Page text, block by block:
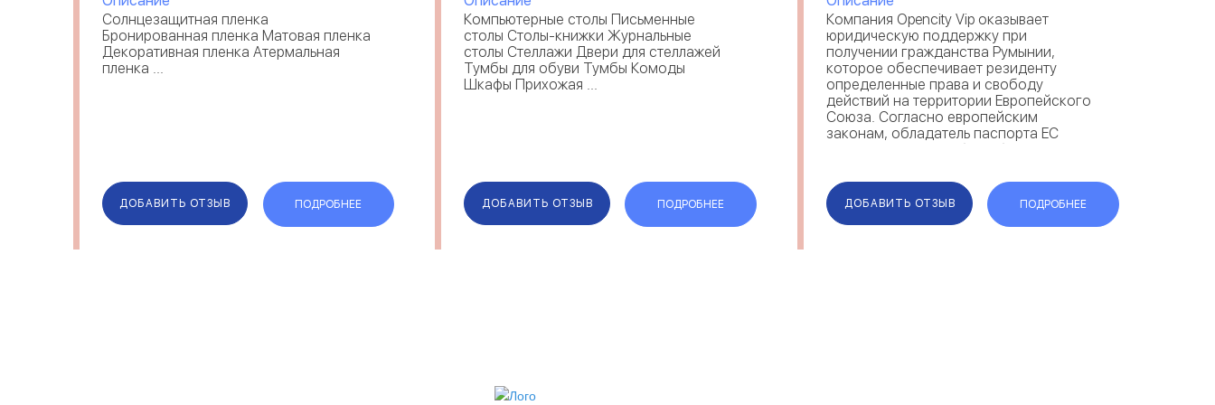
Солнцезащитная пленка
Бронированная пленка Матовая пленка
Декоративная пленка Атермальная
пленка ...
ДОБАВИТЬ ОТЗЫВ ПОДРОБНЕЕ
Компьютерные столы Письменные
столы Столы-книжки Журнальные
столы Стеллажи Двери для стеллажей
Тумбы для обуви Тумбы Комоды
Шкафы Прихожая ...
ДОБАВИТЬ ОТЗЫВ ПОДРОБНЕЕ
Компания Opencity Vip оказывает
юридическую поддержку при
получении гражданства Румынии,
которое обеспечивает резиденту
определенные права и свободу
действий на территории Европейского
Союза. Согласно европейским
законам, обладатель паспорта ЕС
имеет право на учебу, работу,
социальные гарантии в любой стране
Евросоюза. Получив румынск...
ДОБАВИТЬ ОТЗЫВ ПОДРОБНЕЕ